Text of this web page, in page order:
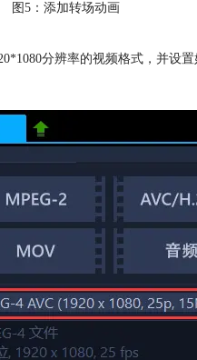
图5：添加转场动画
分辨率的视频格式，并设